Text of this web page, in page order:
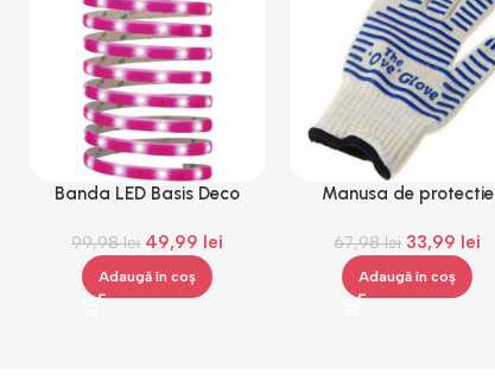
Banda LED Basis Deco
cm
99,98lei 49,99 lei
Adaugă în coș
Manusa de protectie
67,98lei 33,99 lei
Adaugă în coș